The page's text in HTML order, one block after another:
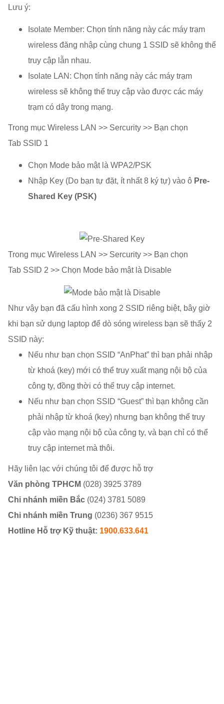
Lưu ý:
Isolate Member: Chọn tính năng này các máy trạm
wireless đăng nhập cùng chung 1 SSID sẽ không thể
truy cập lẫn nhau.
Isolate LAN: Chọn tính năng này các máy trạm
wireless sẽ không thể truy cập vào được các máy
trạm có dây trong mạng.
Trong mục Wireless LAN >> Sercurity >> Bạn chọn
Tab SSID 1
Chọn Mode bảo mật là WPA2/PSK
Nhập Key (Do bạn tự đặt, ít nhất 8 ký tự) vào ô Pre-
Shared Key (PSK)
Trong mục Wireless LAN >> Sercurity >> Bạn chọn
Tab SSID 2 >> Chọn Mode bảo mật là Disable
Như vậy bạn đã cấu hình xong 2 SSID riêng biệt, bây giờ
khi bạn sử dụng laptop để dò sóng wireless bạn sẽ thấy 2
SSID này:
Nếu như bạn chọn SSID “AnPhat” thì bạn phải nhập
từ khoá (key) mới có thể truy xuất mạng nội bộ của
công ty, đồng thời có thể truy cập internet.
Nếu như bạn chọn SSID “Guest” thì bạn không cần
phải nhập từ khoá (key) nhưng bạn không thể truy
cập vào mạng nội bộ của công ty, và bạn chỉ có thể
truy cập internet mà thôi.
Hãy liên lạc với chúng tôi để được hỗ trợ
Văn phòng TPHCM (028) 3925 3789
Chi nhánh miền Bắc (024) 3781 5089
Chi nhánh miền Trung (0236) 367 9515
Hotline Hỗ trợ Kỹ thuật: 1900.633.641